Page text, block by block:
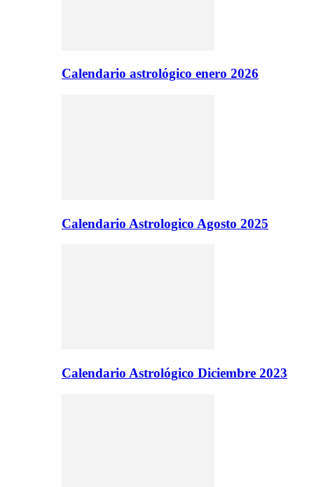
Calendario astrológico enero 2026
Calendario Astrologico Agosto 2025
Calendario Astrológico Diciembre 2023